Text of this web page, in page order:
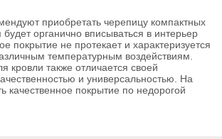
приобретать черепицу компактных
органично вписываться в интерьер
покрытие не протекает и характеризуется
температурным воздействиям.
кровли также отличается своей
и универсальностью. На
качественное покрытие по недорогой